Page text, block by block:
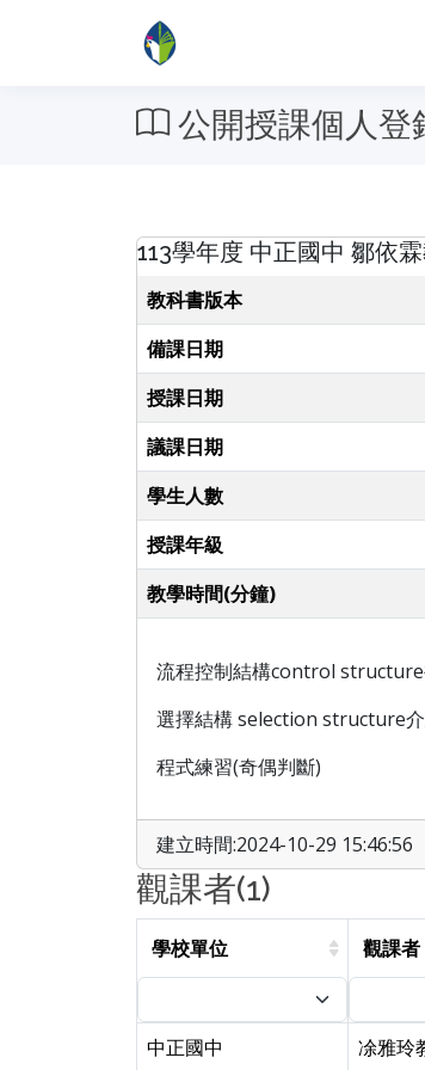
公開授課個人登
113學年度 中正國中 鄒依
教科書版本
備課日期
授課日期
議課日期
學生人數
授課年級
教學時間(分鐘)
流程控制結構control
選擇結構 selection structure
程式練習(奇偶判斷)
建立時間:2024-10-29 15:46:56
觀課者(1)
學校單位 觀課者
中正國中 凃雅玲